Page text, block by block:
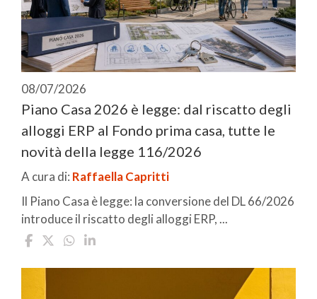
08/07/2026
Piano Casa 2026 è legge: dal riscatto degli
alloggi ERP al Fondo prima casa, tutte le
novità della legge 116/2026
A cura di: Raffaella Capritti
Il Piano Casa è legge: la conversione del DL 66/2026
introduce il riscatto degli alloggi ERP, ...